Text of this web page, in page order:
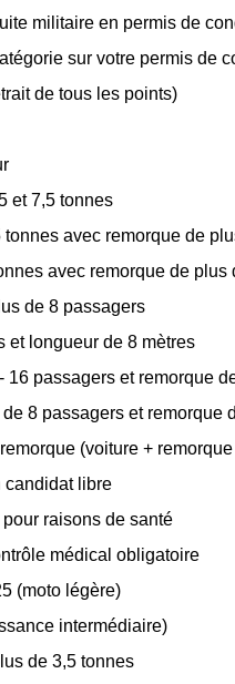
militaire en permis de
sur votre permis de
de tous les points)
et 7,5 tonnes
avec remorque de
avec remorque de plus
de 8 passagers
et longueur de 8 mètres
passagers et remorque
8 passagers et remorque
(voiture +
candidat libre
raisons de santé
médical obligatoire
(moto légère)
intermédiaire)
de 3,5 tonnes